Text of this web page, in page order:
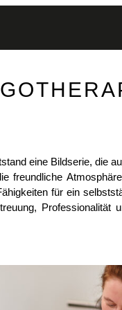
eine Bildserie, die
freundliche
für ein
Professionalität